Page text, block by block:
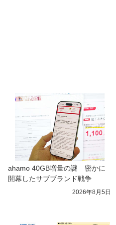
ahamo 40GB増量の謎　密かに
開幕したサブブランド戦争
2026年8月5日